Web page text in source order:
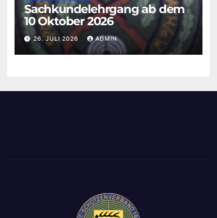
Sachkundelehrgang ab dem
10 Oktober 2026
26. JULI 2026 ADMIN